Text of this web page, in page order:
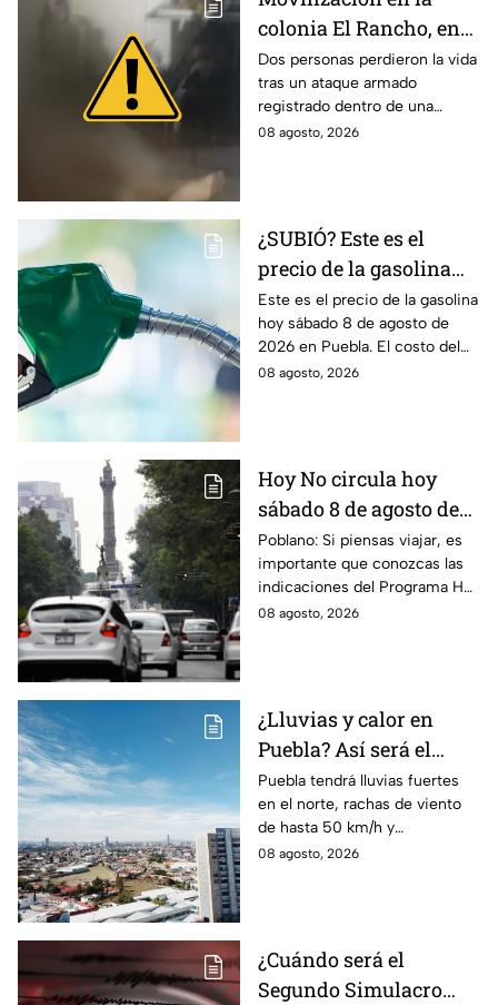
colonia El Rancho, en
San Matías
Tlalancaleca, Puebla;
reportan dos personas
sin vida
Dos personas perdieron la vida
tras un ataque armado
registrado dentro de una
vivienda ubicada en la colonia
08 agosto, 2026
¿SUBIÓ? Este es el
precio de la gasolina
Puebla hoy sábado 8 de
agosto de 2026
Este es el precio de la gasolina
hoy sábado 8 de agosto de
2026 en Puebla. El costo del
combustible cambia todos los
08 agosto, 2026
Hoy No circula hoy
sábado 8 de agosto de
2026: ¿Qué autos no
transitan en la CDMX y
EdoMex?
Poblano: Si piensas viajar, es
importante que conozcas las
indicaciones del Programa Hoy
No Circula HOY sábado 8 de
08 agosto, 2026
¿Lluvias y calor en
Puebla? Así será el
clima HOY sábado 8 de
agosto
Puebla tendrá lluvias fuertes
en el norte, rachas de viento
de hasta 50 km/h y
temperaturas de hasta 40 °C
08 agosto, 2026
¿Cuándo será el
Segundo Simulacro